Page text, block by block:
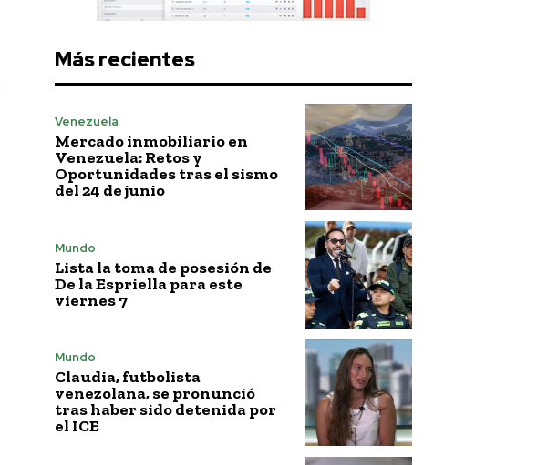
Más recientes
Venezuela
Mercado inmobiliario en
Venezuela: Retos y
Oportunidades tras el sismo
del 24 de junio
Mundo
Lista la toma de posesión de
De la Espriella para este
viernes 7
Mundo
Claudia, futbolista
venezolana, se pronunció
tras haber sido detenida por
el ICE